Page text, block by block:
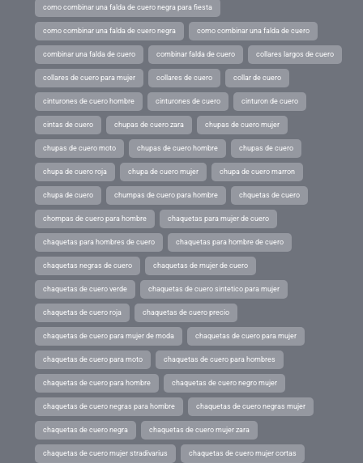
como combinar una falda de cuero negra para fiesta
como combinar una falda de cuero negra como combinar una falda de cuero
combinar una falda de cuero combinar falda de cuero collares largos de cuero
collares de cuero para mujer collares de cuero collar de cuero
cinturones de cuero hombre cinturones de cuero cinturon de cuero
cintas de cuero chupas de cuero zara chupas de cuero mujer
chupas de cuero moto chupas de cuero hombre chupas de cuero
chupa de cuero roja chupa de cuero mujer chupa de cuero marron
chupa de cuero chumpas de cuero para hombre chquetas de cuero
chompas de cuero para hombre chaquetas para mujer de cuero
chaquetas para hombres de cuero chaquetas para hombre de cuero
chaquetas negras de cuero chaquetas de mujer de cuero
chaquetas de cuero verde chaquetas de cuero sintetico para mujer
chaquetas de cuero roja chaquetas de cuero precio
chaquetas de cuero para mujer de moda chaquetas de cuero para mujer
chaquetas de cuero para moto chaquetas de cuero para hombres
chaquetas de cuero para hombre chaquetas de cuero negro mujer
chaquetas de cuero negras para hombre chaquetas de cuero negras mujer
chaquetas de cuero negra chaquetas de cuero mujer zara
chaquetas de cuero mujer stradivarius chaquetas de cuero mujer cortas